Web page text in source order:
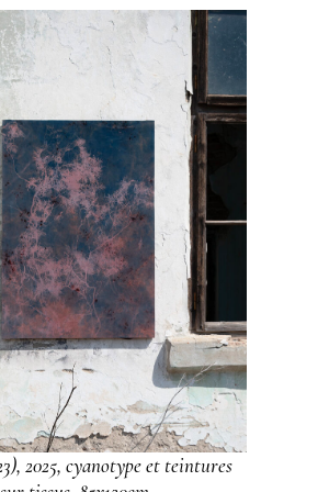
2025, cyanotype et teintures